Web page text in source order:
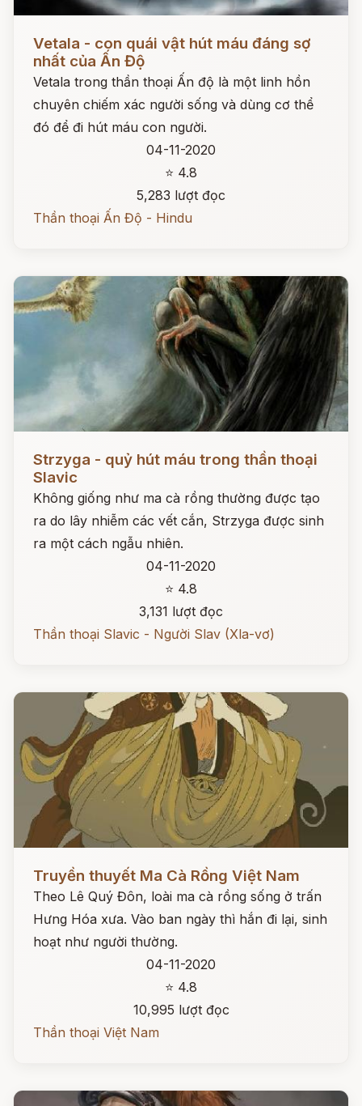
Vetala - con quái vật hút máu đáng sợ
nhất của Ấn Độ
Vetala trong thần thoại Ấn độ là một linh hồn
chuyên chiếm xác người sống và dùng cơ thể
đó để đi hút máu con người.
04-11-2020
⭐ 4.8
5,283 lượt đọc
Thần thoại Ấn Độ - Hindu
Strzyga - quỷ hút máu trong thần thoại
Slavic
Không giống như ma cà rồng thường được tạo
ra do lây nhiễm các vết cắn, Strzyga được sinh
ra một cách ngẫu nhiên.
04-11-2020
⭐ 4.8
3,131 lượt đọc
Thần thoại Slavic - Người Slav (Xla-vơ)
Đọc ngay
Truyền thuyết Ma Cà Rồng Việt Nam
Theo Lê Quý Đôn, loài ma cà rồng sống ở trấn
Hưng Hóa xưa. Vào ban ngày thì hắn đi lại, sinh
hoạt như người thường.
04-11-2020
⭐ 4.8
10,995 lượt đọc
Thần thoại Việt Nam